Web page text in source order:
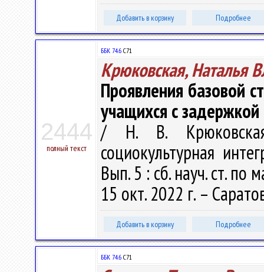
Добавить в корзину Подробнее
2444
полный текст
ББК 74.6 С71
Крюковская, Наталья
Проявления базовой
учащихся с задержкой
/ Н. В.
социокультурная
Вып. 5 : сб. науч. ст. по
15 окт. 2022 г. –
Добавить в корзину Подробнее
ББК 74.6 С71